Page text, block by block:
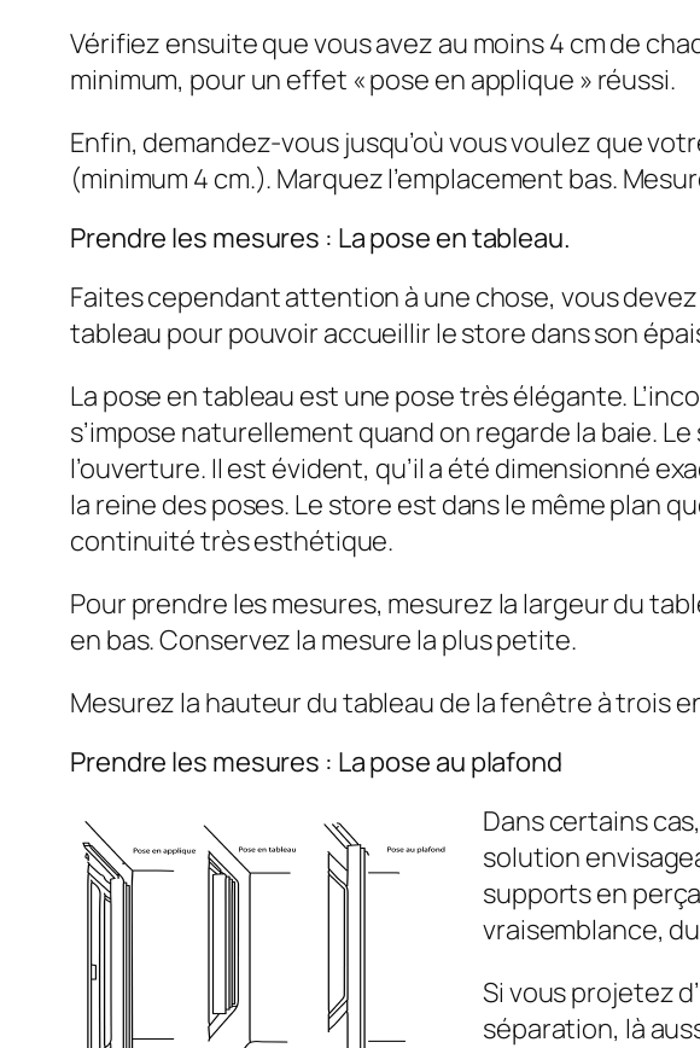
Vérifiez ensuite que vous avez au moins 4 cm de
minimum, pour un effet « pose en applique » réussi.
Enfin, demandez-vous jusqu’où vous voulez que
(minimum 4 cm.). Marquez l’emplacement bas.
Prendre les mesures : La pose en tableau.
Faites cependant attention à une chose, vous
tableau pour pouvoir accueillir le store dans son
La pose en tableau est une pose très élégante.
s’impose naturellement quand on regarde la baie.
l’ouverture. Il est évident, qu’il a été dimensionné
la reine des poses. Le store est dans le même plan
continuité très esthétique.
Pour prendre les mesures, mesurez la largeur du
en bas. Conservez la mesure la plus petite.
Mesurez la hauteur du tableau de la fenêtre à trois
Prendre les mesures : La pose au plafond
Dans certains
solution
supports en
vraisemblance,
Si vous projetez
séparation, là